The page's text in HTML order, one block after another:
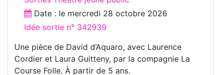
Date : le mercredi 28 octobre 2026
Idée sortie n° 342939
Une pièce de David d’Aquaro, avec Laurence
Cordier et Laura Guitteny, par la compagnie La
Course Folle. À partir de 5 ans.